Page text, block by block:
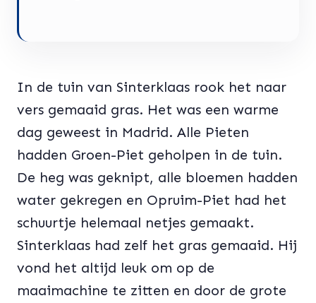
In de tuin van Sinterklaas rook het naar
vers gemaaid gras. Het was een warme
dag geweest in Madrid. Alle Pieten
hadden Groen-Piet geholpen in de tuin.
De heg was geknipt, alle bloemen hadden
water gekregen en Opruim-Piet had het
schuurtje helemaal netjes gemaakt.
Sinterklaas had zelf het gras gemaaid. Hij
vond het altijd leuk om op de
maaimachine te zitten en door de grote